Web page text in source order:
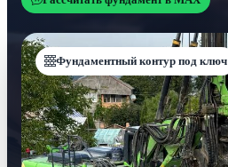
Фундаментный контур под ключ